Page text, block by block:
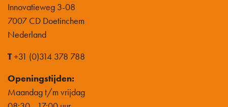
Innovatieweg 3-08
7007 CD Doetinchem
Nederland
T+31 (0)314 378 788
Openingstijden:
Maandag t/m vrijdag